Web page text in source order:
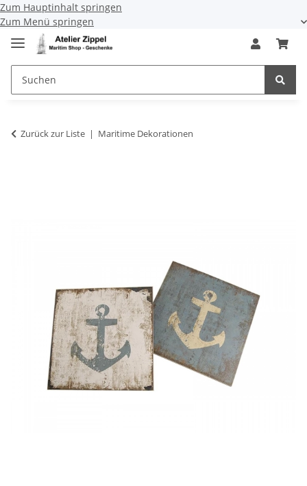
Zum Hauptinhalt springen
Zum Menü springen
Zurück zur Liste Maritime Dekorationen